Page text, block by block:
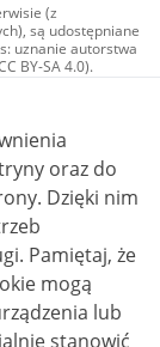
(z
są udostępniane
uznanie autorstwa
BY-SA 4.0).
materiały
typu
użycie
4.0 (CC BY-
inaczej.
oraz do
nim
że
mogą
lub
stanowić